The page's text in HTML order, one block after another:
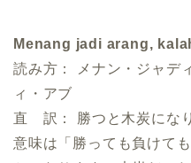
Menang jadi arang,
読み方： メナン・ジャデ
ィ・アブ
直 訳： 勝つと木炭にな
意味は「勝っても負けて